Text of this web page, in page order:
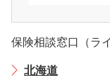
保険相談窓口（ラ
北海道